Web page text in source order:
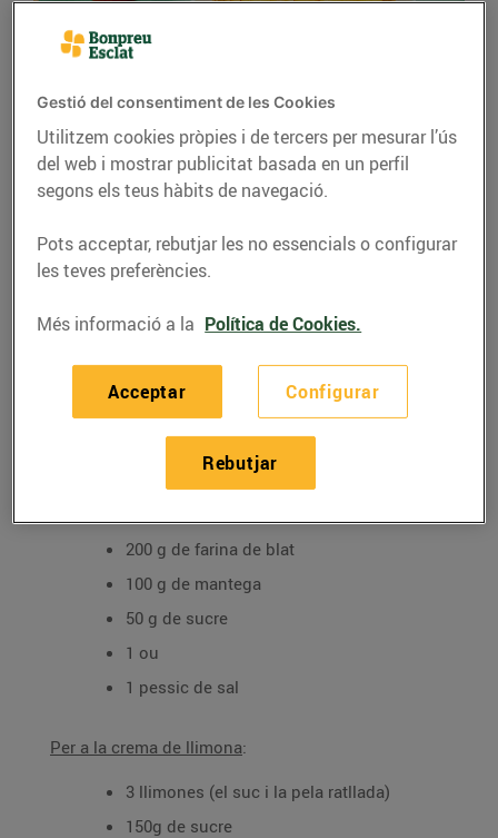
RECEPTES
Cassoleta de préssec
amb crema de llimona
Només per 3,20 €
03/de juliol/2024
Ingredients per a 4 persones:
200 g de farina de blat
100 g de mantega
50 g de sucre
1 ou
1 pessic de sal
Per a la crema de llimona:
3 llimones (el suc i la pela ratllada)
150g de sucre
Gestió del consentiment de les Cookies
Utilitzem cookies pròpies i de tercers per mesurar l’ús
del web i mostrar publicitat basada en un perfil
segons els teus hàbits de navegació.
Pots acceptar, rebutjar les no essencials o configurar
les teves preferències.
Més informació a la Política de Cookies.
Configurar
Rebutjar
Acceptar